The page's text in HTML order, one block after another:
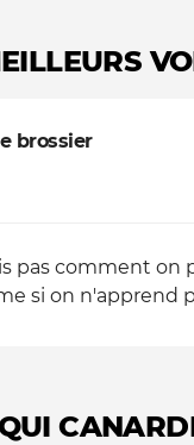
brossier
pas comment on
si on n'apprend